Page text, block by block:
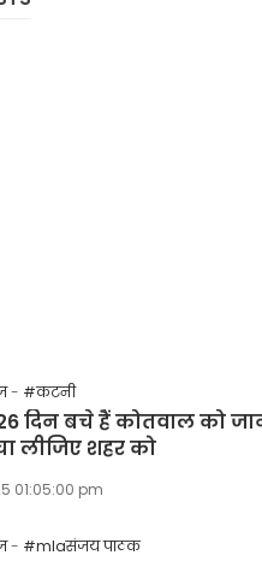
#कटनी
दिन बचे हैं कोतवाल को
लीजिए शहर को
01:05:00 pm
#mlaसंजय पाठक